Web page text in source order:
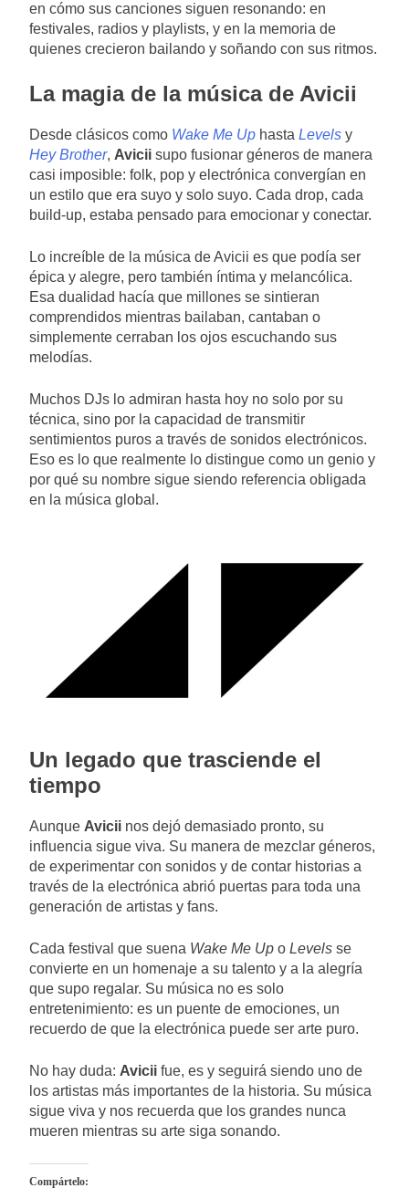
en cómo sus canciones siguen resonando: en
festivales, radios y playlists, y en la memoria de
quienes crecieron bailando y soñando con sus ritmos.
La magia de la música de Avicii
Desde clásicos como Wake Me Up hasta Levels y
Hey Brother, Avicii supo fusionar géneros de manera
casi imposible: folk, pop y electrónica convergían en
un estilo que era suyo y solo suyo. Cada drop, cada
build-up, estaba pensado para emocionar y conectar.
Lo increíble de la música de Avicii es que podía ser
épica y alegre, pero también íntima y melancólica.
Esa dualidad hacía que millones se sintieran
comprendidos mientras bailaban, cantaban o
simplemente cerraban los ojos escuchando sus
melodías.
Muchos DJs lo admiran hasta hoy no solo por su
técnica, sino por la capacidad de transmitir
sentimientos puros a través de sonidos electrónicos.
Eso es lo que realmente lo distingue como un genio y
por qué su nombre sigue siendo referencia obligada
en la música global.
Un legado que trasciende el
tiempo
Aunque Avicii nos dejó demasiado pronto, su
influencia sigue viva. Su manera de mezclar géneros,
de experimentar con sonidos y de contar historias a
través de la electrónica abrió puertas para toda una
generación de artistas y fans.
Cada festival que suena Wake Me Up o Levels se
convierte en un homenaje a su talento y a la alegría
que supo regalar. Su música no es solo
entretenimiento: es un puente de emociones, un
recuerdo de que la electrónica puede ser arte puro.
No hay duda: Avicii fue, es y seguirá siendo uno de
los artistas más importantes de la historia. Su música
sigue viva y nos recuerda que los grandes nunca
mueren mientras su arte siga sonando.
Compártelo: